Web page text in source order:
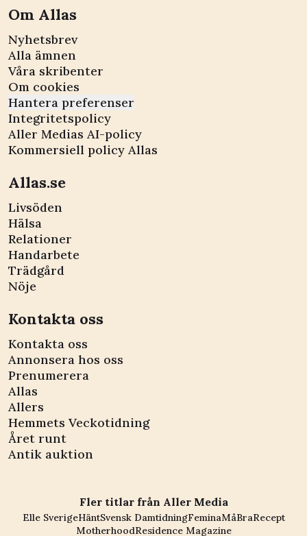
Om Allas
Nyhetsbrev
Alla ämnen
Våra skribenter
Om cookies
Hantera preferenser
Integritetspolicy
Aller Medias AI-policy
Kommersiell policy Allas
Allas.se
Livsöden
Hälsa
Relationer
Handarbete
Trädgård
Nöje
Kontakta oss
Kontakta oss
Annonsera hos oss
Prenumerera
Allas
Allers
Hemmets Veckotidning
Året runt
Antik auktion
Fler titlar från Aller Media
Elle SverigeHäntSvensk DamtidningFeminaMåBraRecept
MotherhoodResidence Magazine